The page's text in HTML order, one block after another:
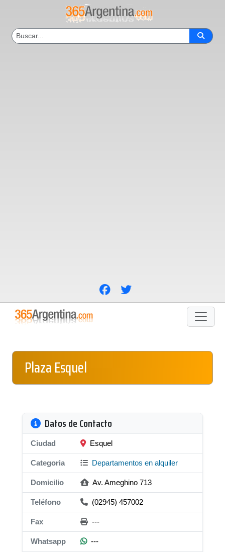
Plaza Esquel
Datos de Contacto
Ciudad Esquel
Categoria Departamentos en alquiler
Domicilio Av. Ameghino 713
Teléfono (02945) 457002
Fax ---
Whatsapp ---